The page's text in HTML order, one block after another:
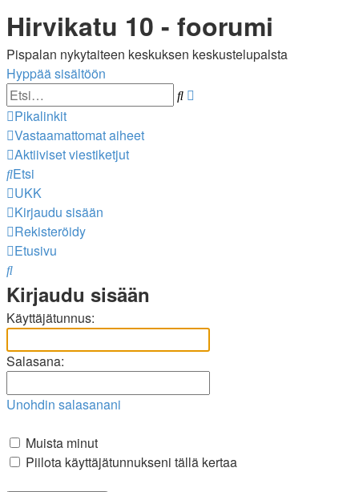
Hirvikatu 10 - foorumi
Pispalan nykytaiteen keskuksen keskustelupalsta
Hyppää sisältöön
Etsi
Pikalinkit
Vastaamattomat aiheet
Aktiiviset viestiketjut
Etsi
UKK
Kirjaudu sisään
Rekisteröidy
Etusivu
Etsi
Kirjaudu sisään
Käyttäjätunnus:
Salasana:
Unohdin salasanani
Muista minut
Piilota käyttäjätunnukseni tällä kertaa